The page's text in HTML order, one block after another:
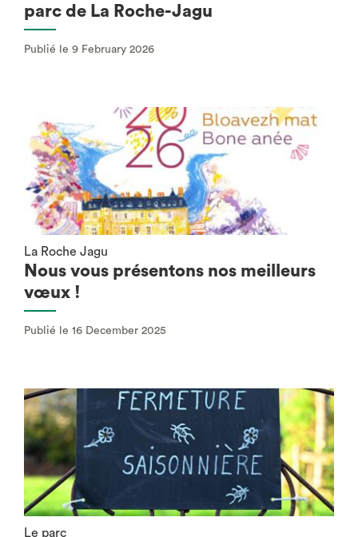
parc de La Roche-Jagu
Publié le 9 February 2026
La Roche Jagu
Nous vous présentons nos meilleurs
vœux !
Publié le 16 December 2025
Le parc